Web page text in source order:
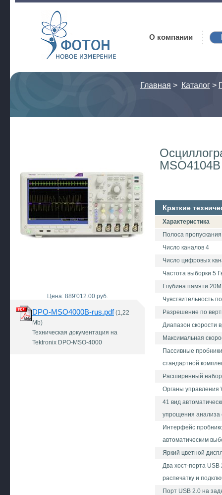
Фотон
О компании
Главная > Каталог >
Цена: 889'012.00 руб.
DPO-MSO4000B-rus.pdf(1,22
Mb)
Техническая документация на
Tektronix DPO-MSO-4000
MSO4104B
Краткие
Характеристика
Полоса
Число каналов 4
Число цифровых
Частота выборки 5
Глубина памяти
Чувствительность
Разрешение по
Диапазон скорости
Максимальная
Пассивные
стандартной
Расширенный
Органы управления
41 вид
упрощения анализа
Интерфейс
автоматическим
Яркий цветной
Два хост-порта
распечатку и
Порт USB 2.0 на